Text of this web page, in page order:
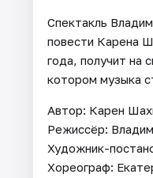
Спектакль
повести Карена
года, получит на
котором музыка
Автор: Карен
Режиссёр:
Художник-
Хореограф: